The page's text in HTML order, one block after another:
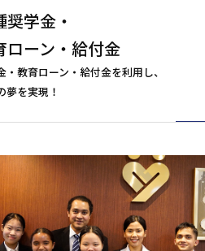
奨学金・
ローン・給付金
・教育ローン・給付金を利用し、
夢を実現！